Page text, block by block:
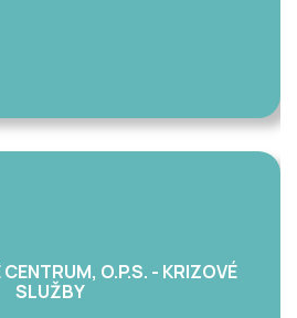
O.P.S. - KRIZOVÉ
SLUŽBY